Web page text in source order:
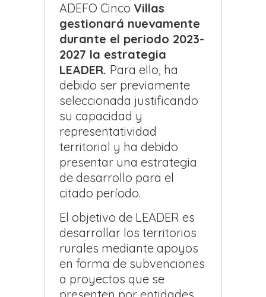
ADEFO Cinco Villas
gestionará nuevamente
durante el periodo 2023-
2027 la estrategia
LEADER. Para ello, ha
debido ser previamente
seleccionada justificando
su capacidad y
representatividad
territorial y ha debido
presentar una estrategia
de desarrollo para el
citado período.
El objetivo de LEADER es
desarrollar los territorios
rurales mediante apoyos
en forma de subvenciones
a proyectos que se